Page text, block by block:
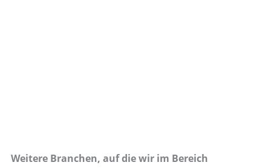
Weitere Branchen, auf die wir im Bereich